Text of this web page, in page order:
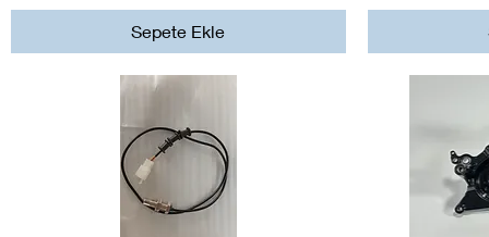
Sepete Ekle